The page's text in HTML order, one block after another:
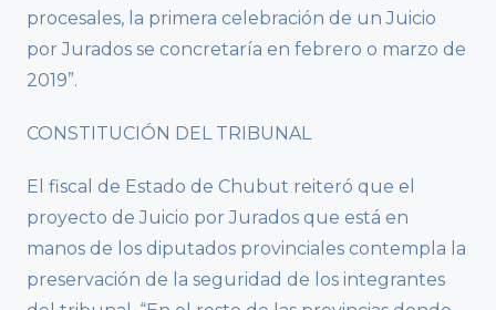
procesales, la primera celebración de un Juicio
por Jurados se concretaría en febrero o marzo de
2019”.
CONSTITUCIÓN DEL TRIBUNAL
El fiscal de Estado de Chubut reiteró que el
proyecto de Juicio por Jurados que está en
manos de los diputados provinciales contempla la
preservación de la seguridad de los integrantes